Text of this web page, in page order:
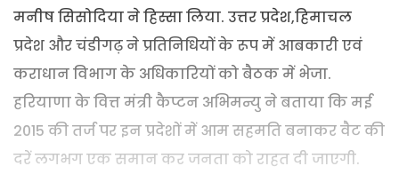
मनीष सिसोदिया ने हिस्सा लिया. उत्तर प्रदेश,हिमाचल
प्रदेश और चंडीगढ़ ने प्रतिनिधियों के रूप में आबकारी एवं
कराधान विभाग के अधिकारियों को बैठक में भेजा.
हरियाणा के वित्त मंत्री कैप्टन अभिमन्यु ने बताया कि मई
2015 की तर्ज पर इन प्रदेशों में आम सहमति बनाकर वैट की
दरें लगभग एक समान कर जनता को राहत दी जाएगी.